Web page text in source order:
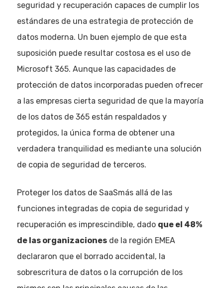
seguridad y recuperación capaces de cumplir los
estándares de una estrategia de protección de
datos moderna. Un buen ejemplo de que esta
suposición puede resultar costosa es el uso de
Microsoft 365. Aunque las capacidades de
protección de datos incorporadas pueden ofrecer
a las empresas cierta seguridad de que la mayoría
de los datos de 365 están respaldados y
protegidos, la única forma de obtener una
verdadera tranquilidad es mediante una solución
de copia de seguridad de terceros.
Proteger los datos de SaaSmás allá de las
funciones integradas de copia de seguridad y
recuperación es imprescindible, dado que el 48%
de las organizacionesde la región EMEA
declararon que el borrado accidental, la
sobrescritura de datos o la corrupción de los
Eventos
Empresas
Noticias